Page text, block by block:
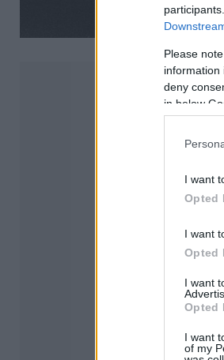
Please
information
deny
in below
I want
Opted
I want
Opted
I want
Opted
I want
of my